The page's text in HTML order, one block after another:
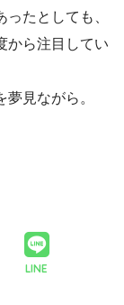
たとしても、
から注目してい
見ながら。
LINE